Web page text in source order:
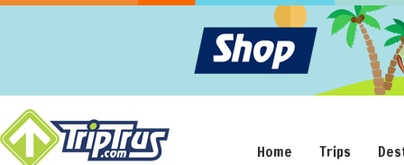
Home Trips